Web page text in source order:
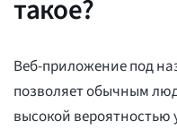
такое?
Веб-приложение под
позволяет обычным
высокой вероятностью